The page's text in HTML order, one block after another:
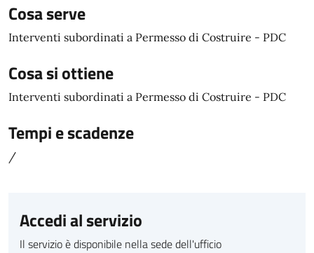
Cosa serve
Interventi subordinati a Permesso di Costruire - PDC
Cosa si ottiene
Interventi subordinati a Permesso di Costruire - PDC
Tempi e scadenze
/
Accedi al servizio
Il servizio è disponibile nella sede dell'ufficio